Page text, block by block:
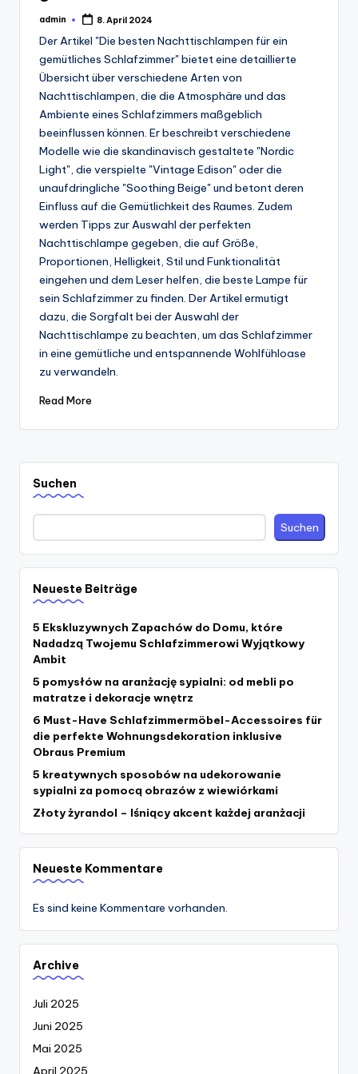
Posted
admin 8. April 2024
Der Artikel "Die besten Nachttischlampen für ein
gemütliches Schlafzimmer" bietet eine detaillierte
Übersicht über verschiedene Arten von
Nachttischlampen, die die Atmosphäre und das
Ambiente eines Schlafzimmers maßgeblich
beeinflussen können. Er beschreibt verschiedene
Modelle wie die skandinavisch gestaltete "Nordic
Light", die verspielte "Vintage Edison" oder die
unaufdringliche "Soothing Beige" und betont deren
Einfluss auf die Gemütlichkeit des Raumes. Zudem
werden Tipps zur Auswahl der perfekten
Nachttischlampe gegeben, die auf Größe,
Proportionen, Helligkeit, Stil und Funktionalität
eingehen und dem Leser helfen, die beste Lampe für
sein Schlafzimmer zu finden. Der Artikel ermutigt
dazu, die Sorgfalt bei der Auswahl der
Nachttischlampe zu beachten, um das Schlafzimmer
in eine gemütliche und entspannende Wohlfühloase
zu verwandeln.
Read More
Suchen
Suchen
Neueste Beiträge
5 Ekskluzywnych Zapachów do Domu, które
Nadadzą Twojemu Schlafzimmerowi Wyjątkowy
Ambit
5 pomysłów na aranżację sypialni: od mebli po
matratze i dekoracje wnętrz
6 Must-Have Schlafzimmermöbel-Accessoires für
die perfekte Wohnungsdekoration inklusive
Obraus Premium
5 kreatywnych sposobów na udekorowanie
sypialni za pomocą obrazów z wiewiórkami
Złoty żyrandol – lśniący akcent każdej aranżacji
Neueste Kommentare
Es sind keine Kommentare vorhanden.
Archive
Juli 2025
Juni 2025
Mai 2025
April 2025